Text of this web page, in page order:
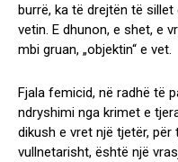
burrë, ka të drejtën të
vetin. E dhunon, e shet, e
mbi gruan, „objektin“ e vet.
Fjala femicid, në radhë të
ndryshimi nga krimet e
dikush e vret një tjetër, për
vullnetarisht, është një